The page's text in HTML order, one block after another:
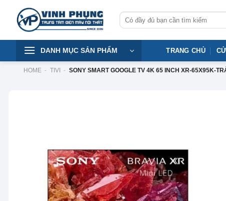
content
Tìm
kiếm:
DANH MỤC SẢN PHẨM TRANG CHỦ
HOME - TIVI - SONY SMART GOOGLE TV 4K 65 INCH XR-65X95K-